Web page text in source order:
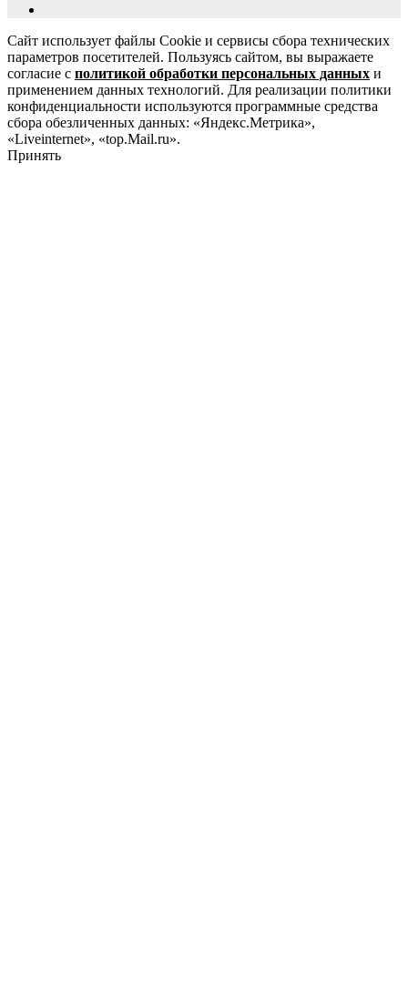
Сайт использует файлы Cookie и сервисы сбора технических
параметров посетителей. Пользуясь сайтом, вы выражаете
согласие с политикой обработки персональных данных и
применением данных технологий. Для реализации политики
конфиденциальности используются программные средства
сбора обезличенных данных: «Яндекс.Метрика»,
«Liveinternet», «top.Mail.ru».
Принять